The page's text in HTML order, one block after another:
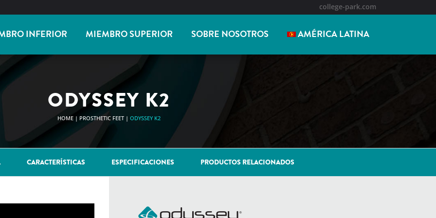
college-park.com
INFERIOR MIEMBRO SUPERIOR SOBRE NOSOTROS AMÉRICA LATINA
ODYSSEY K2
HOME | PROSTHETIC FEET | ODYSSEY K2
CARACTERÍSTICAS ESPECIFICACIONES PRODUCTOS RELACIONADOS